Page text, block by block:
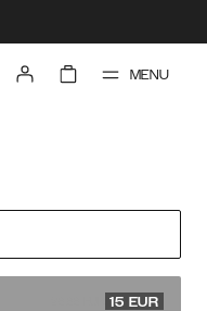
MENU
15 EUR